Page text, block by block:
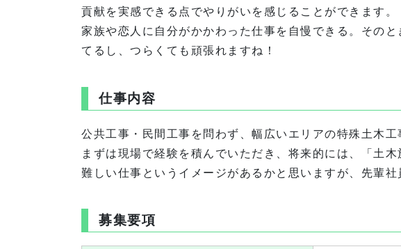
貢献を実感できる点でやりがいを感じることができます。
家族や恋人に自分がかかわった仕事を自慢できる。その
てるし、つらくても頑張れますね！
仕事内容
公共工事・民間工事を問わず、幅広いエリアの特殊土木
まずは現場で経験を積んでいただき、将来的には、「土
難しい仕事というイメージがあるかと思いますが、先輩
募集要項